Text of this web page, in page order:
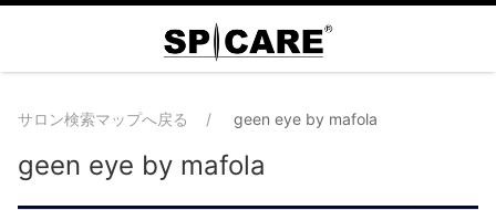
サロン検索マップへ戻る geen eye by mafola
geen eye by mafola